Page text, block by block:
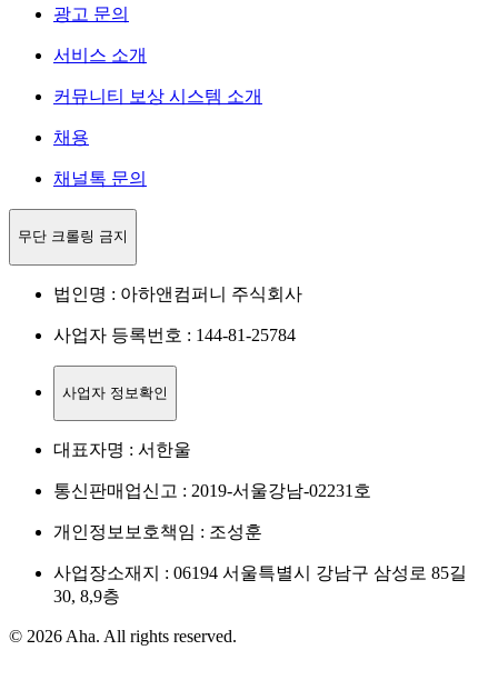
광고 문의
서비스 소개
커뮤니티 보상 시스템 소개
채용
채널톡 문의
무단 크롤링 금지
법인명 : 아하앤컴퍼니 주식회사
사업자 등록번호 : 144-81-25784
사업자 정보확인
대표자명 : 서한울
통신판매업신고 : 2019-서울강남-02231호
개인정보보호책임 : 조성훈
사업장소재지 : 06194 서울특별시 강남구 삼성로 85길
30, 8,9층
© 2026 Aha. All rights reserved.